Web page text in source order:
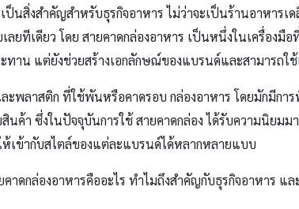
นสิ่งสำคัญสำหรับธุรกิจอาหาร ไม่ว่าจะเป็นร้านอาหาร
ยทีเดียว โดย สายคาดกล่องอาหาร เป็นหนึ่งในเครื่อง
ทาน แต่ยังช่วยสร้างเอกลักษณ์ของแบรนด์และสามารถใ
ะพลาสติก ที่ใช้พันหรือคาดรอบ กล่องอาหาร โดยมักมีก
นค้า ซึ่งในปัจจุบันการใช้ สายคาดกล่อง ได้รับความนิยม
ข้ากับสไตล์ของแต่ละแบรนด์ได้หลากหลายแบบ
าดกล่องอาหารคืออะไร ทำไมถึงสำคัญกับธุรกิจอาหาร